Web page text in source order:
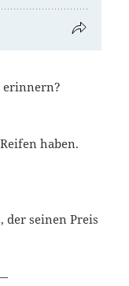
erinnern?
haben.
der seinen Preis